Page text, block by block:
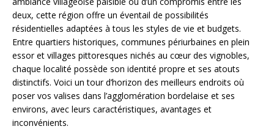
deux, cette région offre un éventail de possibilités
résidentielles adaptées à tous les styles de vie et budgets.
Entre quartiers historiques, communes périurbaines en plein
essor et villages pittoresques nichés au cœur des vignobles,
chaque localité possède son identité propre et ses atouts
distinctifs. Voici un tour d’horizon des meilleurs endroits où
poser vos valises dans l’agglomération bordelaise et ses
environs, avec leurs caractéristiques, avantages et
inconvénients.